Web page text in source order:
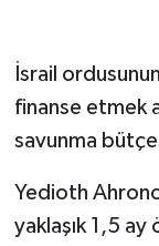
İsrail
finanse etmek
savunma
Yedioth
yaklaşık 1,5 ay
Siyaset
Tarım ve